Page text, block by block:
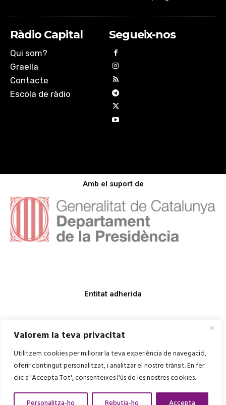
Valorem la teva privacitat
Utilitzem cookies per millorar la teva experiència de navegació,
oferir contingut personalitzat, i analitzar el nostre trànsit. En fer
clic a 'Accepta Tot', consenteixes l'ús de les nostres cookies.
Ràdio Capital
Qui som?
Graella
Contacte
Escola de ràdio
Segueix-nos
Amb el suport de
Entitat adherida